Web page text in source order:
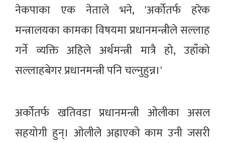
नेकपाका एक नेताले भने, 'अर्कोतर्फ हरेक
मन्त्रालयका कामका विषयमा प्रधानमन्त्रीले सल्लाह
गर्ने व्यक्ति अहिले अर्थमन्त्री मात्रै हो, उहाँको
सल्लाहबेगर प्रधानमन्त्री पनि चल्नुहुन्न।'
अर्कोतर्फ खतिवडा प्रधानमन्त्री ओलीका असल
सहयोगी हुन्। ओलीले अह्राएको काम उनी जसरी